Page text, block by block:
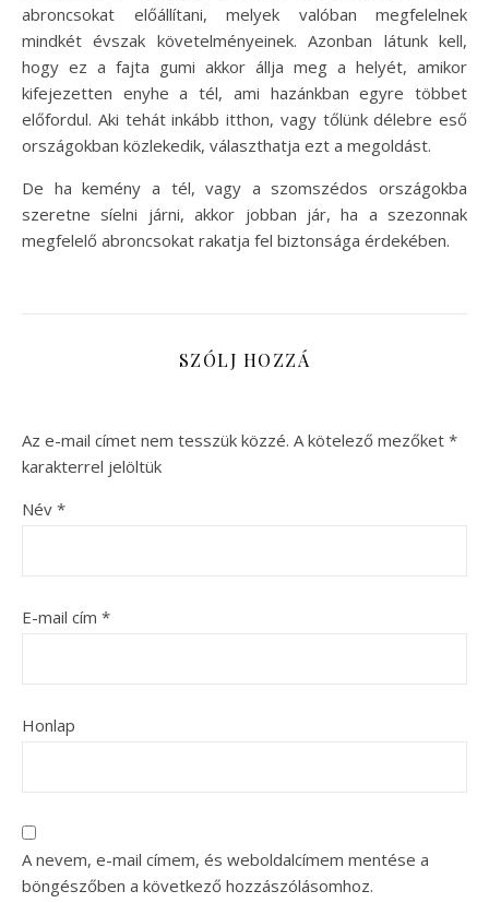
abroncsokat előállítani, melyek valóban megfelelnek
mindkét évszak követelményeinek. Azonban látunk kell,
hogy ez a fajta gumi akkor állja meg a helyét, amikor
kifejezetten enyhe a tél, ami hazánkban egyre többet
előfordul. Aki tehát inkább itthon, vagy tőlünk délebre eső
országokban közlekedik, választhatja ezt a megoldást.
De ha kemény a tél, vagy a szomszédos országokba
szeretne síelni járni, akkor jobban jár, ha a szezonnak
megfelelő abroncsokat rakatja fel biztonsága érdekében.
SZÓLJ HOZZÁ
Az e-mail címet nem tesszük közzé. A kötelező mezőket *
karakterrel jelöltük
Név *
E-mail cím *
Honlap
A nevem, e-mail címem, és weboldalcímem mentése a
böngészőben a következő hozzászólásomhoz.